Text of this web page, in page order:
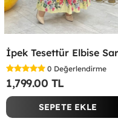
0 Değerlendirme
1,799.00 TL
SEPETE EKLE